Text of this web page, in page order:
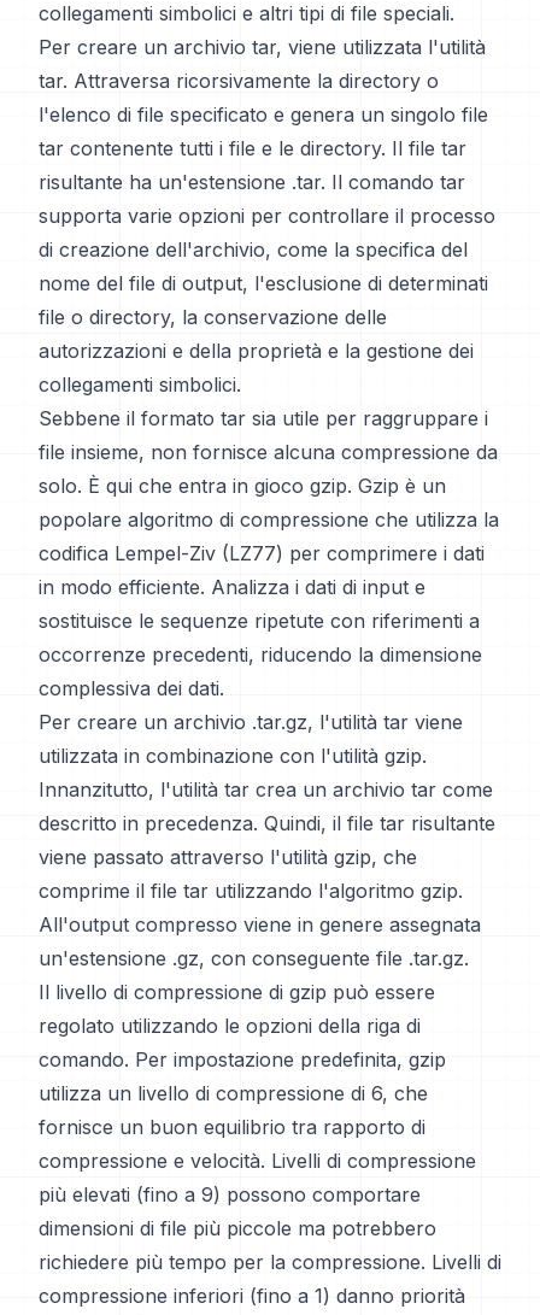
collegamenti simbolici e altri tipi di file speciali.
Per creare un archivio tar, viene utilizzata l'utilità
tar. Attraversa ricorsivamente la directory o
l'elenco di file specificato e genera un singolo file
tar contenente tutti i file e le directory. Il file tar
risultante ha un'estensione .tar. Il comando tar
supporta varie opzioni per controllare il processo
di creazione dell'archivio, come la specifica del
nome del file di output, l'esclusione di determinati
file o directory, la conservazione delle
autorizzazioni e della proprietà e la gestione dei
collegamenti simbolici.
Sebbene il formato tar sia utile per raggruppare i
file insieme, non fornisce alcuna compressione da
solo. È qui che entra in gioco gzip. Gzip è un
popolare algoritmo di compressione che utilizza la
codifica Lempel-Ziv (LZ77) per comprimere i dati
in modo efficiente. Analizza i dati di input e
sostituisce le sequenze ripetute con riferimenti a
occorrenze precedenti, riducendo la dimensione
complessiva dei dati.
Per creare un archivio .tar.gz, l'utilità tar viene
utilizzata in combinazione con l'utilità gzip.
Innanzitutto, l'utilità tar crea un archivio tar come
descritto in precedenza. Quindi, il file tar risultante
viene passato attraverso l'utilità gzip, che
comprime il file tar utilizzando l'algoritmo gzip.
All'output compresso viene in genere assegnata
un'estensione .gz, con conseguente file .tar.gz.
Il livello di compressione di gzip può essere
regolato utilizzando le opzioni della riga di
comando. Per impostazione predefinita, gzip
utilizza un livello di compressione di 6, che
fornisce un buon equilibrio tra rapporto di
compressione e velocità. Livelli di compressione
più elevati (fino a 9) possono comportare
dimensioni di file più piccole ma potrebbero
richiedere più tempo per la compressione. Livelli di
compressione inferiori (fino a 1) danno priorità